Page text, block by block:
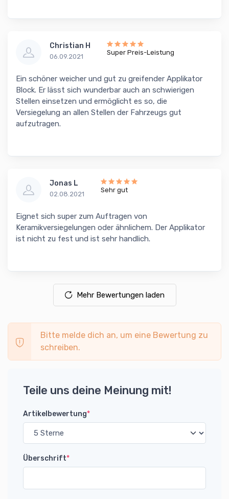
Christian H
06.09.2021
Super Preis-Leistung
Ein schöner weicher und gut zu greifender Applikator
Block. Er lässt sich wunderbar auch an schwierigen
Stellen einsetzen und ermöglicht es so, die
Versiegelung an allen Stellen der Fahrzeugs gut
aufzutragen.
Jonas L
02.08.2021
Sehr gut
Eignet sich super zum Auftragen von
Keramikversiegelungen oder ähnlichem. Der Applikator
ist nicht zu fest und ist sehr handlich.
Mehr Bewertungen laden
Bitte melde dich an, um eine Bewertung zu
schreiben.
Teile uns deine Meinung mit!
Artikelbewertung*
Überschrift*